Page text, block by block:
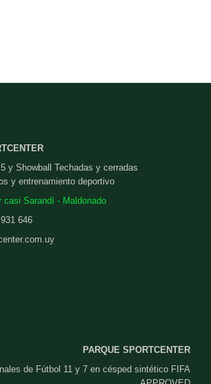
y Showball Techadas y cerradas
y entrenamiento deportivo
casi Sarandí - Maldonado
646
PARQUE SPORTCENTER
de Fútbol 11 y 7 en césped sintético FIFA